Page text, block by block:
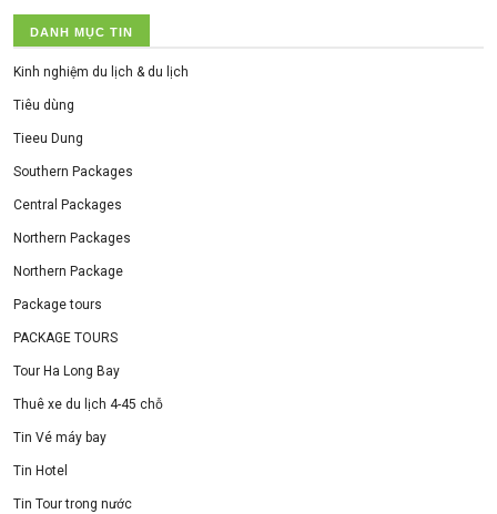
DANH MỤC TIN
Kinh nghiệm du lịch & du lịch
Tiêu dùng
Tieeu Dung
Southern Packages
Central Packages
Northern Packages
Northern Package
Package tours
PACKAGE TOURS
Tour Ha Long Bay
Thuê xe du lịch 4-45 chỗ
Tin Vé máy bay
Tin Hotel
Tin Tour trong nước